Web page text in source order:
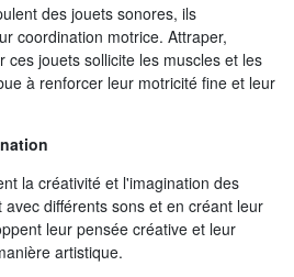
des jouets sonores, ils
coordination motrice. Attraper,
ces jouets sollicite les muscles et les
à renforcer leur motricité fine et leur
la créativité et l'imagination des
différents sons et en créant leur
leur pensée créative et leur
artistique.